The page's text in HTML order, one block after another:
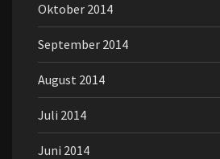
Oktober 2014
September 2014
August 2014
Juli 2014
Juni 2014